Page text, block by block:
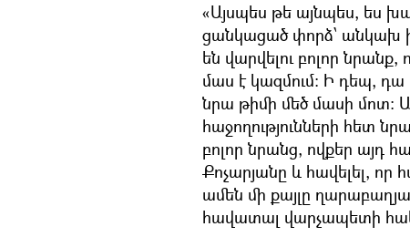
«Այսպես թե այնպես, ես
ցանկացած փորձ՝ անկախ
են վարվելու բոլոր
մաս է կազմում։ Ի դեպ,
նրա թիմի մեծ մասի
հաջողությունների հետ
բոլոր նրանց, ովքեր այդ
Քոչարյանը և հավելել, որ
ամեն մի քայլը
հավատալ վարչապետի